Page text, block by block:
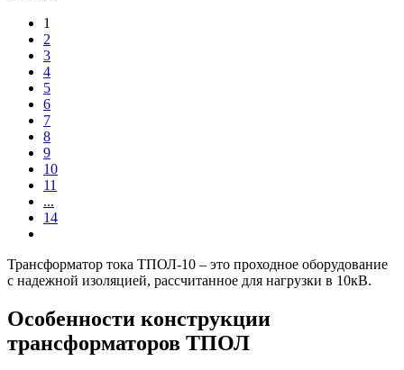
1
2
3
4
5
6
7
8
9
10
11
...
14
Трансформатор тока ТПОЛ-10 – это проходное оборудование
с надежной изоляцией, рассчитанное для нагрузки в 10кВ.
Особенности конструкции
трансформаторов ТПОЛ